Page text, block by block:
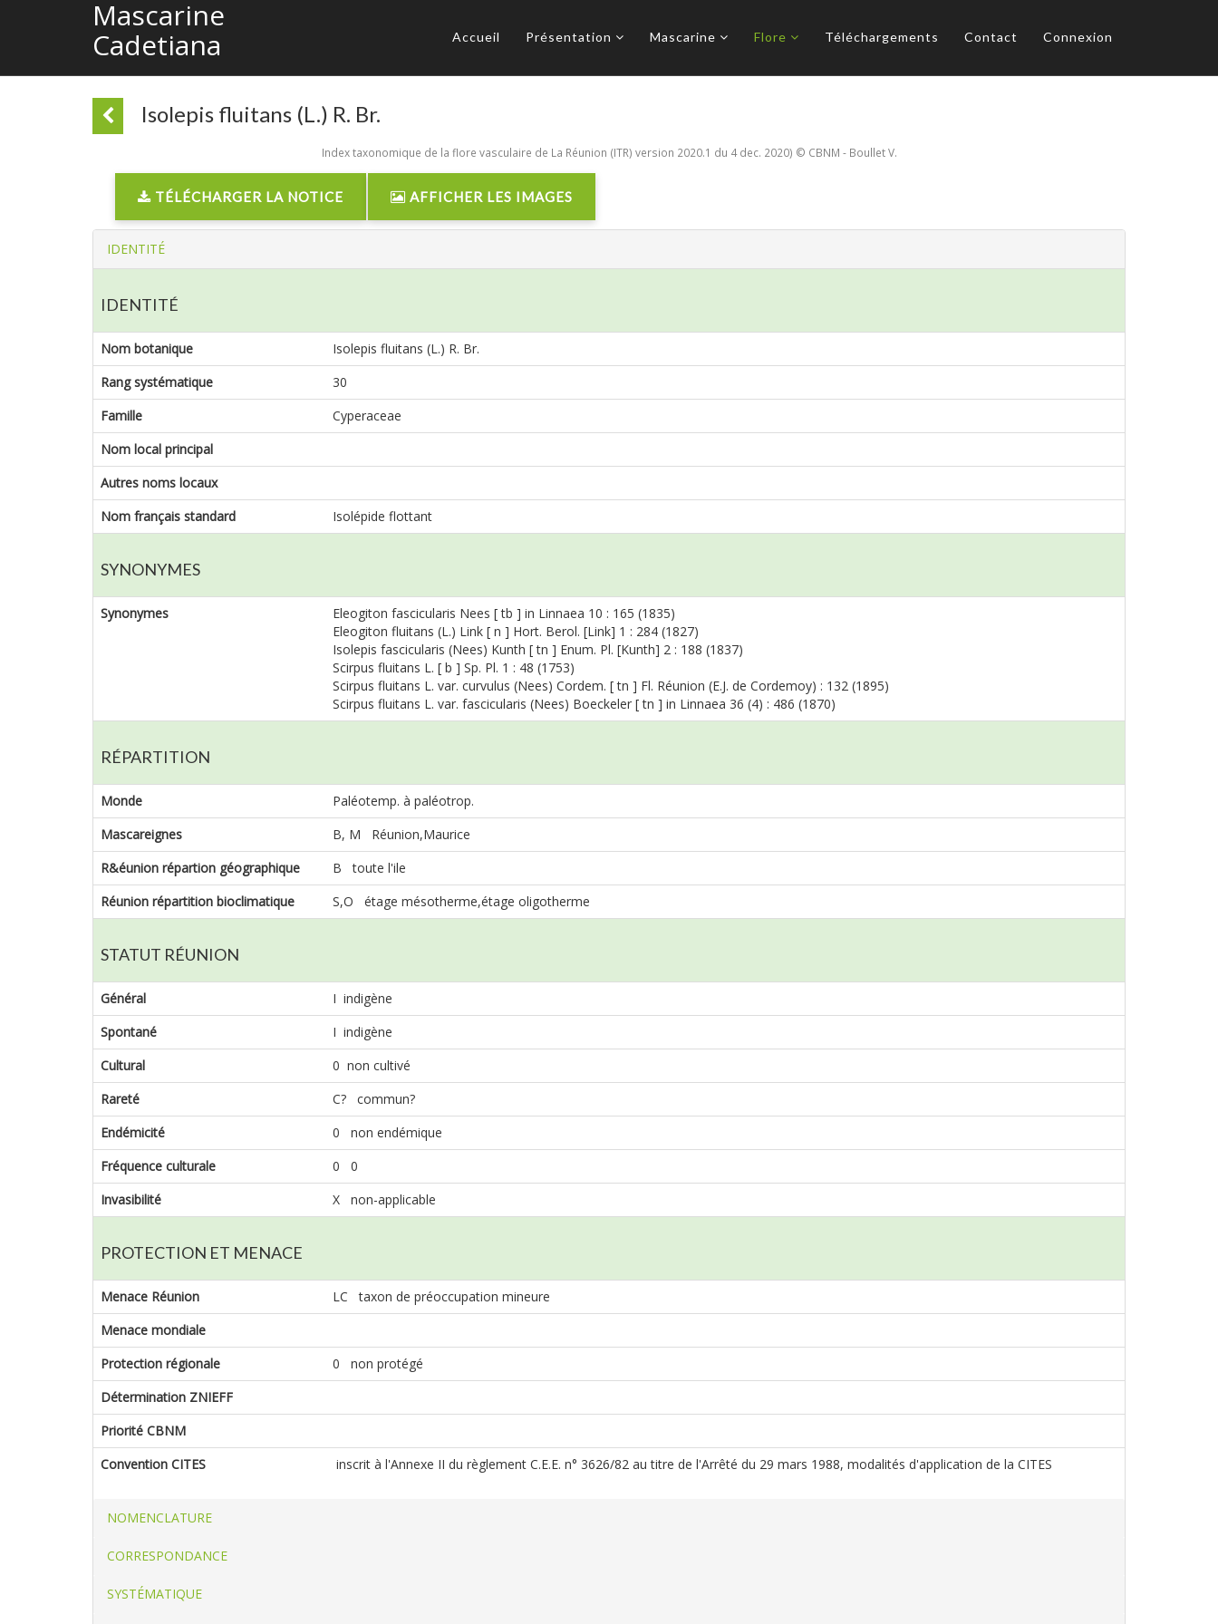
Mascarine
Cadetiana
Accueil Présentation Mascarine Flore Téléchargements Contact Connexion
Isolepis fluitans (L.) R. Br.
Index taxonomique de la flore vasculaire de La Réunion (ITR) version 2020.1 du 4 dec. 2020) © CBNM - Boullet V.
TÉLÉCHARGER LA NOTICE AFFICHER LES IMAGES
IDENTITÉ
IDENTITÉ
Nom botanique
Isolepis fluitans (L.) R. Br.
Rang systématique
30
Famille
Cyperaceae
Nom local principal
Autres noms locaux
Nom français standard
Isolépide flottant
SYNONYMES
Synonymes
Eleogiton fascicularis Nees [ tb ] in Linnaea 10 : 165 (1835)
Eleogiton fluitans (L.) Link [ n ] Hort. Berol. [Link] 1 : 284 (1827)
Isolepis fascicularis (Nees) Kunth [ tn ] Enum. Pl. [Kunth] 2 : 188 (1837)
Scirpus fluitans L. [ b ] Sp. Pl. 1 : 48 (1753)
Scirpus fluitans L. var. curvulus (Nees) Cordem. [ tn ] Fl. Réunion (E.J. de Cordemoy) : 132 (1895)
Scirpus fluitans L. var. fascicularis (Nees) Boeckeler [ tn ] in Linnaea 36 (4) : 486 (1870)
RÉPARTITION
Monde
Paléotemp. à paléotrop.
Mascareignes
B, M Réunion,Maurice
R&éunion répartion géographique
B toute l'ile
Réunion répartition bioclimatique
S,O étage mésotherme,étage oligotherme
STATUT RÉUNION
Général
I indigène
Spontané
I indigène
Cultural
0 non cultivé
Rareté
C? commun?
Endémicité
0 non endémique
Fréquence culturale
0 0
Invasibilité
X non-applicable
PROTECTION ET MENACE
Menace Réunion
LC taxon de préoccupation mineure
Menace mondiale
Protection régionale
0 non protégé
Détermination ZNIEFF
Priorité CBNM
Convention CITES
inscrit à l'Annexe II du règlement C.E.E. n° 3626/82 au titre de l'Arrêté du 29 mars 1988, modalités d'application de la CITES
NOMENCLATURE
CORRESPONDANCE
SYSTÉMATIQUE